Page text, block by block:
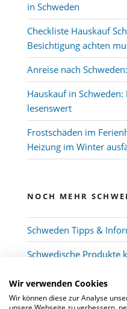
in Schweden
Checkliste Hauskauf
Besichtigung achten
Anreise nach
Hauskauf in
lesenswert
Frostschäden im
Heizung im Winter
NOCH MEHR
Schweden Tipps &
Schwedische Produkte
Wir verwenden Cookies
Wir können diese zur Analyse